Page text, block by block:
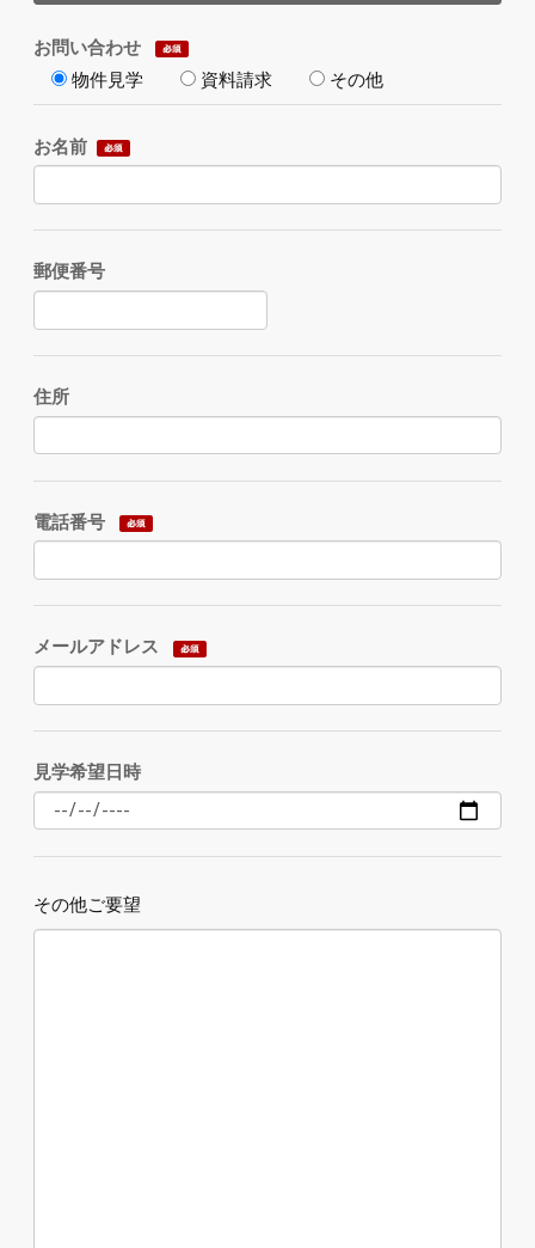
お問い合わせ
物件見学
資料請求 その他
お名前
郵便番号
住所
電話番号
メールアドレス
見学希望日時
その他ご要望